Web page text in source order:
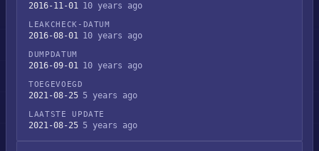
2016-11-01 10 years ago
LEAKCHECK-DATUM
2016-08-01 10 years ago
DUMPDATUM
2016-09-01 10 years ago
TOEGEVOEGD
2021-08-25 5 years ago
LAATSTE UPDATE
2021-08-25 5 years ago